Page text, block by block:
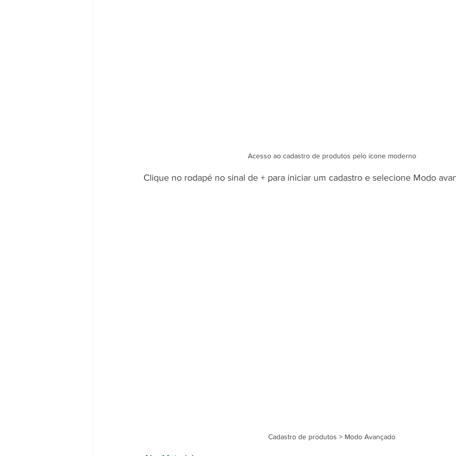
Acesso ao cadastro de produtos pelo ícone moderno
Clique no rodapé no sinal de + para iniciar um cadastro e selecione Modo
Cadastro de produtos > Modo Avançado